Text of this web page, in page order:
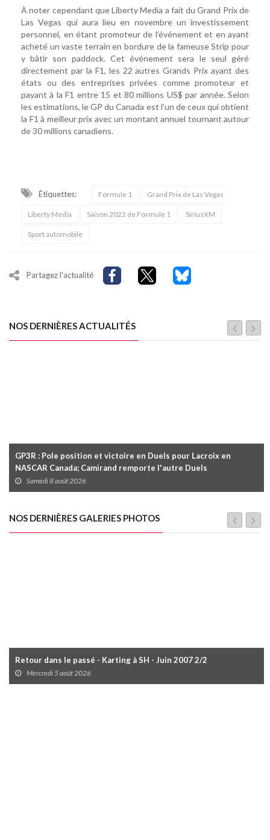
À noter cependant que Liberty Media a fait du Grand Prix de
Las Vegas qui aura lieu en novembre un investissement
personnel, en étant promoteur de l’événement et en ayant
acheté un vaste terrain en bordure de la fameuse Strip pour
y bâtir son paddock. Cet événement sera le seul géré
directement par la F1, les 22 autres Grands Prix ayant des
états ou des entreprises privées comme promoteur et
payant à la F1 entre 15 et 80 millions US$ par année. Selon
les estimations, le GP du Canada est l’un de ceux qui obtient
la F1 à meilleur prix avec un montant annuel tournant autour
de 30 millions canadiens.
Étiquettes: Formule 1 Grand Prix de Las Vegas
Liberty Media Saison 2022 de Formule 1 SiriusXM
Sport automobile
Partagez l'actualité
NOS DERNIÈRES ACTUALITÉS
GP3R : Pole position et victoire en Duels pour Lacroix en
NASCAR Canada; Camirand remporte l'autre Duels
Samedi 8 août 2026
NOS DERNIÈRES GALERIES PHOTOS
Retour dans le passé - Karting à SH - Juin 2007 2/2
Mercredi 5 août 2026